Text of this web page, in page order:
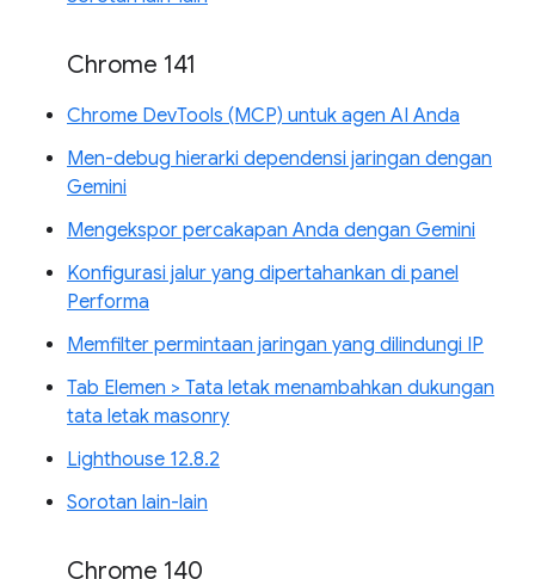
Chrome 141
Chrome DevTools (MCP) untuk agen AI Anda
Men-debug hierarki dependensi jaringan dengan
Gemini
Mengekspor percakapan Anda dengan Gemini
Konfigurasi jalur yang dipertahankan di panel
Performa
Memfilter permintaan jaringan yang dilindungi IP
Tab Elemen > Tata letak menambahkan dukungan
tata letak masonry
Lighthouse 12.8.2
Sorotan lain-lain
Chrome 140